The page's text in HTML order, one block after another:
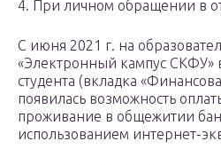
4. При личном обращении в
С июня 2021 г. на
«Электронный кампус СКФУ»
студента (вкладка
появилась возможность
проживание в общежитии
использованием интернет-